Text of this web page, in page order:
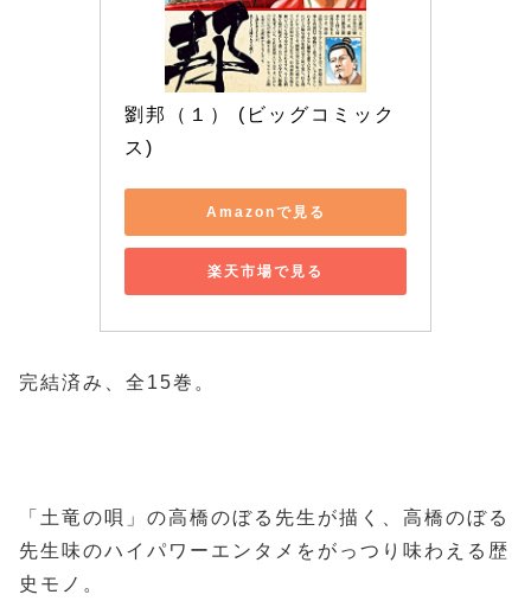
劉邦（１） (ビッグコミック
ス)
Amazonで見る
楽天市場で見る
完結済み、全15巻。
「土竜の唄」の高橋のぼる先生が描く、高橋のぼる
先生味のハイパワーエンタメをがっつり味わえる歴
史モノ。